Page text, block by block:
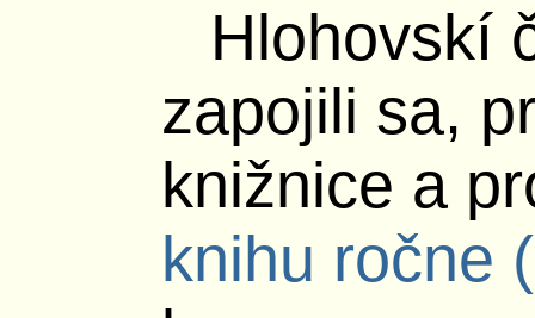
Hlohovskí
zapojili sa,
knižnice a
knihu ročne